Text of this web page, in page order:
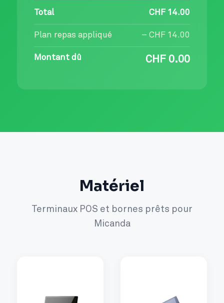
Total CHF 14.00
Plan repas appliqué – CHF 14.00
Montant dû CHF 0.00
Matériel
Terminaux POS et bornes prêts pour
Micanda